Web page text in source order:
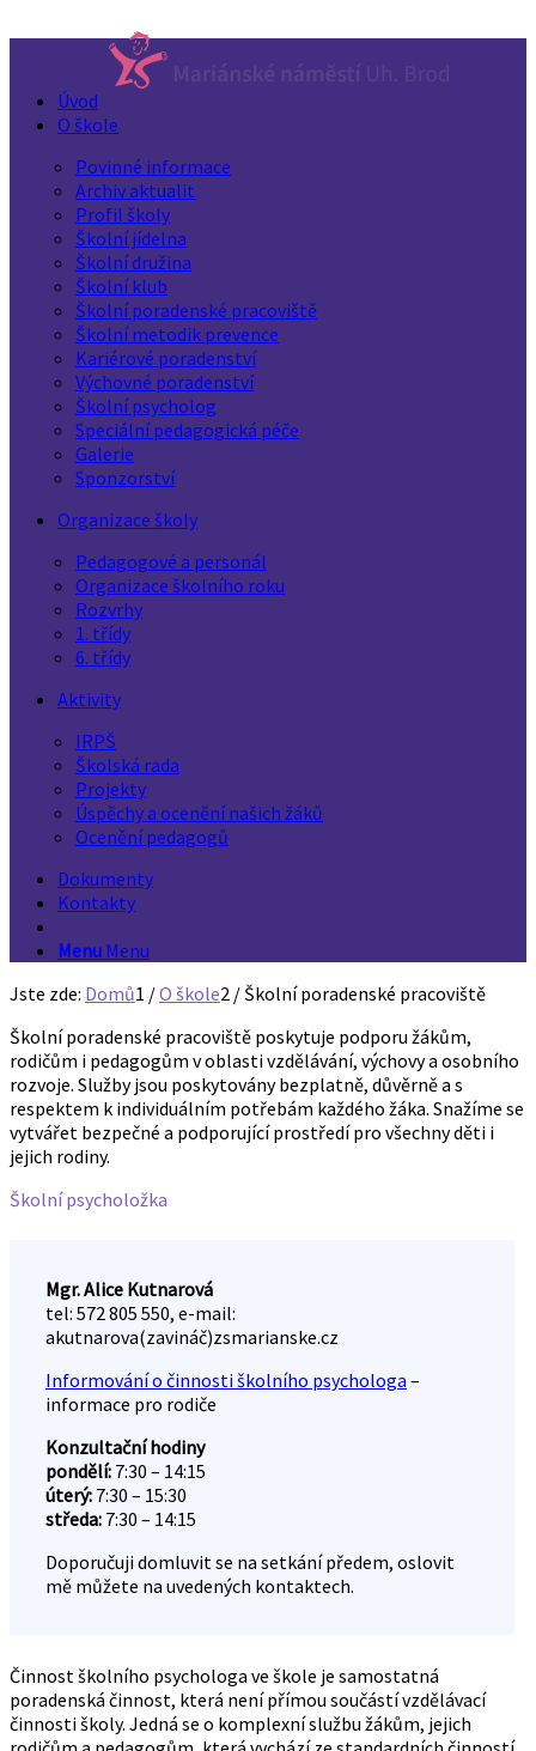
Úvod
O škole
Povinné informace
Archiv aktualit
Profil školy
Školní jídelna
Školní družina
Školní klub
Školní poradenské pracoviště
Školní metodik prevence
Kariérové poradenství
Výchovné poradenství
Školní psycholog
Speciální pedagogická péče
Galerie
Sponzorství
Organizace školy
Pedagogové a personál
Organizace školního roku
Rozvrhy
1. třídy
6. třídy
Aktivity
IRPŠ
Školská rada
Projekty
Úspěchy a ocenění našich žáků
Ocenění pedagogů
Dokumenty
Kontakty
Menu Menu
Jste zde: Domů1 /O škole2 /Školní poradenské pracoviště
Školní poradenské pracoviště poskytuje podporu žákům,
rodičům i pedagogům v oblasti vzdělávání, výchovy a osobního
rozvoje. Služby jsou poskytovány bezplatně, důvěrně a s
respektem k individuálním potřebám každého žáka. Snažíme se
vytvářet bezpečné a podporující prostředí pro všechny děti i
jejich rodiny.
Školní psycholožka
Mgr. Alice Kutnarová
tel: 572 805 550, e-mail:
akutnarova(zavináč)zsmarianske.cz
Informování o činnosti školního psychologa –
informace pro rodiče
Konzultační hodiny
pondělí: 7:30 – 14:15
úterý: 7:30 – 15:30
středa: 7:30 – 14:15
Doporučuji domluvit se na setkání předem, oslovit
mě můžete na uvedených kontaktech.
Činnost školního psychologa ve škole je samostatná
poradenská činnost, která není přímou součástí vzdělávací
činnosti školy. Jedná se o komplexní službu žákům, jejich